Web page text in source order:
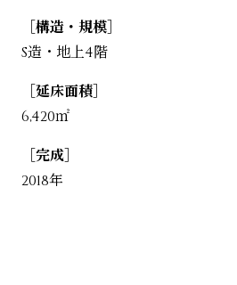
［構造・規模］
S造・地上4階
［延床面積］
6,420㎡
［完成］
2018年